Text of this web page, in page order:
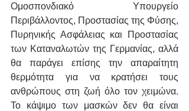
Ομοσπονδιακό Υπουργείο
Περιβάλλοντος, Προστασίας της Φύσης,
Πυρηνικής Ασφάλειας και Προστασίας
των Καταναλωτών της Γερμανίας, αλλά
θα παράγει επίσης την απαραίτητη
θερμότητα για να κρατήσει τους
ανθρώπους στη ζωή όλο τον χειμώνα.
Το κάψιμο των μασκών δεν θα είναι